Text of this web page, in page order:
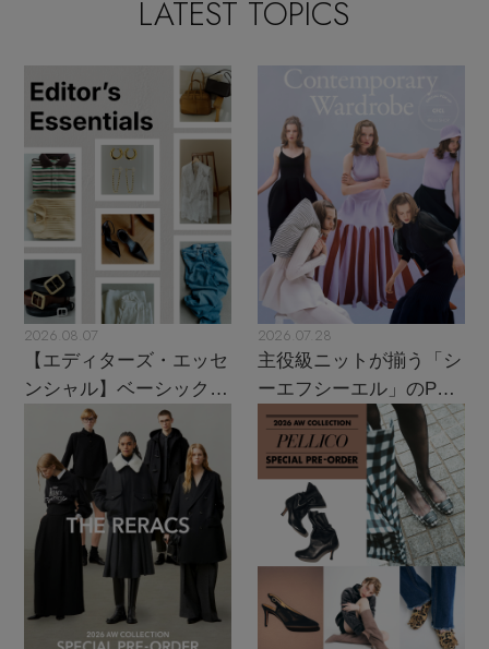
LATEST TOPICS
2026.08.07
【エディターズ・エッセ
ンシャル】ベーシックと
トレンドが交差する16の
2026.07.28
主役級ニットが揃う「シ
ーエフシーエル」のPOP
UPがスタート